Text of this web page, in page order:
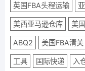
英国FBA头程运输
美西亚马逊仓库 美
ABQ2 美国FBA清关
工具 国际快递 入